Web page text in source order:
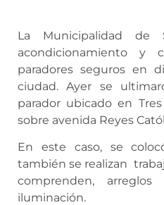
La Municipalidad de
acondicionamiento y
paradores seguros en
ciudad. Ayer se
parador ubicado en
sobre avenida Reyes
En este caso, se
también se realizan
comprenden,
iluminación.